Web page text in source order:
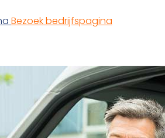
Bezoek bedrijfspagina